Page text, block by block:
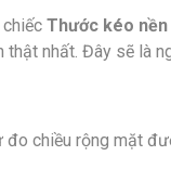
Thước kéo nền
nhất. Đây sẽ là
chiều rộng mặt